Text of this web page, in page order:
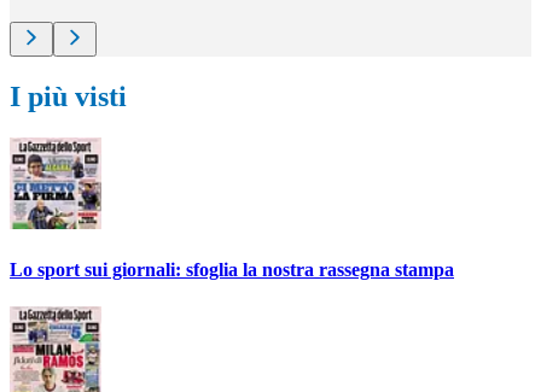
I più visti
Lo sport sui giornali: sfoglia la nostra rassegna stampa